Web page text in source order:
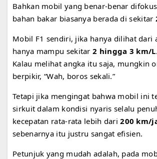
Bahkan mobil yang benar-benar
bahan bakar biasanya berada di sekitar
Mobil F1 sendiri, jika hanya dilihat dari
hanya mampu sekitar 2 hingga 3 km/L.
Kalau melihat angka itu saja, mungkin
berpikir, “Wah, boros sekali.”
Tetapi jika mengingat bahwa mobil ini
sirkuit dalam kondisi nyaris selalu
kecepatan rata-rata lebih dari200 km/
sebenarnya itu justru sangat efisien.
Petunjuk yang mudah adalah, pada